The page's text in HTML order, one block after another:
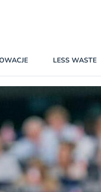
LESS WASTE